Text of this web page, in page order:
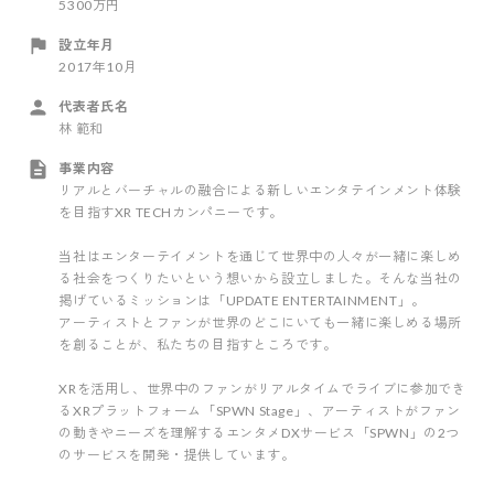
5300万円
設立年月
2017年10月
代表者氏名
林 範和
事業内容
リアルとバーチャルの融合による新しいエンタテインメント体験
を目指すXR TECHカンパニーです。
当社はエンターテイメントを通じて世界中の人々が一緒に楽しめ
る社会をつくりたいという想いから設立しました。そんな当社の
掲げているミッションは「UPDATE ENTERTAINMENT」。
アーティストとファンが世界のどこにいても一緒に楽しめる場所
を創ることが、私たちの目指すところです。
XRを活用し、世界中のファンがリアルタイムでライブに参加でき
るXRプラットフォーム「SPWN Stage」、アーティストがファン
の動きやニーズを理解するエンタメDXサービス「SPWN」の2つ
のサービスを開発・提供しています。